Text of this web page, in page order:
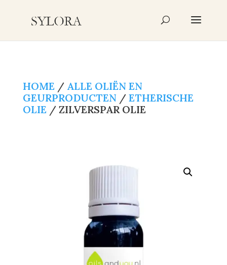
HOME / ALLE OLIËN EN
GEURPRODUCTEN / ETHERISCHE
OLIE / ZILVERSPAR OLIE